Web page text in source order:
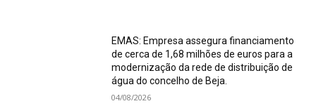
EMAS: Empresa assegura financiamento
de cerca de 1,68 milhões de euros para a
modernização da rede de distribuição de
água do concelho de Beja.
04/08/2026